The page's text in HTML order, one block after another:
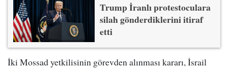
Trump İranlı protestoculara
silah gönderdiklerini itiraf
etti
İki Mossad yetkilisinin görevden alınması kararı, İsrail